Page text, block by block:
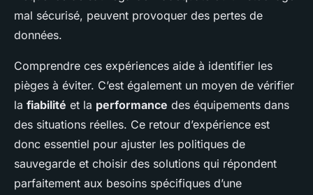
mal sécurisé, peuvent provoquer des pertes de
données.
Comprendre ces expériences aide à identifier les
pièges à éviter. C’est également un moyen de vérifier
la fiabilité et la performance des équipements dans
des situations réelles. Ce retour d’expérience est
donc essentiel pour ajuster les politiques de
sauvegarde et choisir des solutions qui répondent
parfaitement aux besoins spécifiques d’une